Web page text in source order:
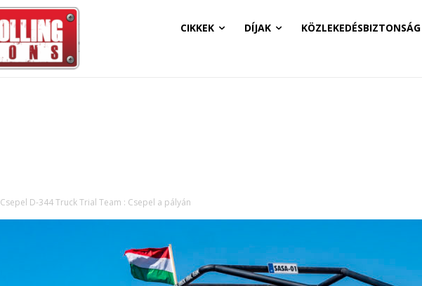
CIKKEK DÍJAK KÖZLEKEDÉSBIZTONSÁG
Csepel D-344 Truck Trial Team : Csepel a pályán